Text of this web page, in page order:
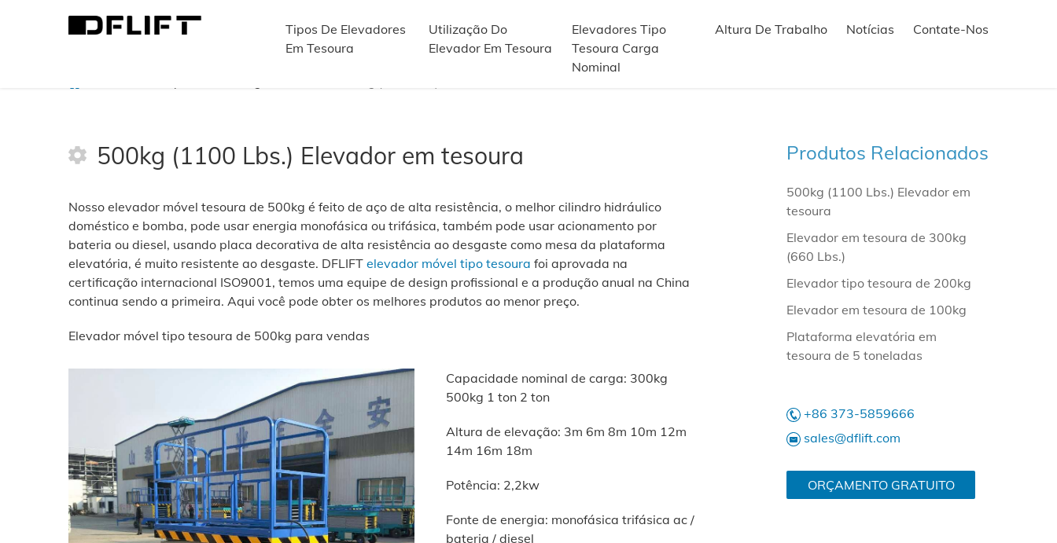
Tipos De Elevadores
Em Tesoura
Utilização Do
Elevador Em Tesoura
Elevadores Tipo
Tesoura Carga
Nominal
Altura De Trabalho Notícias Contate-Nos
500kg (1100 Lbs.) Elevador em tesoura
Nosso elevador móvel tesoura de 500kg é feito de aço de alta resistência, o melhor cilindro hidráulico
doméstico e bomba, pode usar energia monofásica ou trifásica, também pode usar acionamento por
bateria ou diesel, usando placa decorativa de alta resistência ao desgaste como mesa da plataforma
elevatória, é muito resistente ao desgaste. DFLIFT elevador móvel tipo tesoura foi aprovada na
certificação internacional ISO9001, temos uma equipe de design profissional e a produção anual na China
continua sendo a primeira. Aqui você pode obter os melhores produtos ao menor preço.
Elevador móvel tipo tesoura de 500kg para vendas
Capacidade nominal de carga: 300kg
500kg 1 ton 2 ton
Altura de elevação: 3m 6m 8m 10m 12m
14m 16m 18m
Potência: 2,2kw
Fonte de energia: monofásica trifásica ac /
bateria / diesel
Produtos Relacionados
500kg (1100 Lbs.) Elevador em
tesoura
Elevador em tesoura de 300kg
(660 Lbs.)
Elevador tipo tesoura de 200kg
Elevador em tesoura de 100kg
Plataforma elevatória em
tesoura de 5 toneladas
+86 373-5859666
sales@dflift.com
ORÇAMENTO GRATUITO